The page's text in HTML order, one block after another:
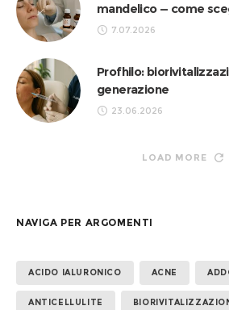
mandelico — come
7.07.2026
Profhilo:
generazione
23.06.2026
LOAD MORE
NAVIGA PER ARGOMENTI
ACIDO IALURONICO ACNE
ANTICELLULITE